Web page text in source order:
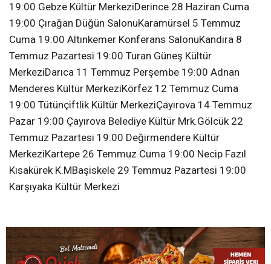
19:00 Gebze Kültür MerkeziDerince 28 Haziran Cuma
19:00 Çırağan Düğün SalonuKaramürsel 5 Temmuz
Cuma 19:00 Altınkemer Konferans SalonuKandıra 8
Temmuz Pazartesi 19:00 Turan Güneş Kültür
MerkeziDarıca 11 Temmuz Perşembe 19:00 Adnan
Menderes Kültür MerkeziKörfez 12 Temmuz Cuma
19:00 Tütünçiftlik Kültür MerkeziÇayırova 14 Temmuz
Pazar 19:00 Çayırova Belediye Kültür Mrk.Gölcük 22
Temmuz Pazartesi 19:00 Değirmendere Kültür
MerkeziKartepe 26 Temmuz Cuma 19:00 Necip Fazıl
Kısakürek K.MBaşiskele 29 Temmuz Pazartesi 19:00
Karşıyaka Kültür Merkezi